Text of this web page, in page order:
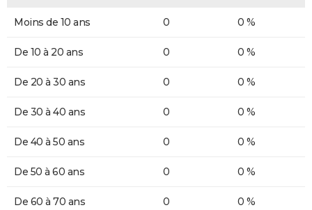
Moins de 10 ans 0 0 %
De 10 à 20 ans 0 0 %
De 20 à 30 ans 0 0 %
De 30 à 40 ans 0 0 %
De 40 à 50 ans 0 0 %
De 50 à 60 ans 0 0 %
De 60 à 70 ans 0 0 %